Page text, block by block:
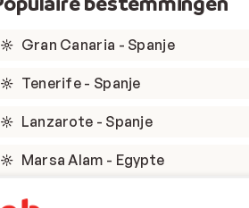
Gran Canaria - Spanje
Tenerife - Spanje
Lanzarote - Spanje
Marsa Alam - Egypte
Rode Zee - Egypte